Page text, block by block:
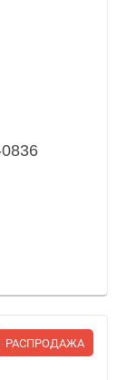
РАСПРОДАЖА